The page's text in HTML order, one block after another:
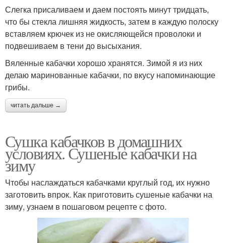
Слегка присаливаем и даем постоять минут тридцать,
что бы стекла лишняя жидкость, затем в каждую полоску
вставляем крючек из не окисляющейся проволоки и
подвешиваем в тени до высыхания.
Вяленные кабачки хорошо хранятся. Зимой я из них
делаю маринованные кабачки, по вкусу напоминающие
грибы.
читать дальше →
Сушка кабачков в домашних
условиях. Сушеные кабачки на
зиму
Чтобы наслаждаться кабачками круглый год, их нужно
заготовить впрок. Как приготовить сушеные кабачки на
зиму, узнаем в пошаговом рецепте с фото.